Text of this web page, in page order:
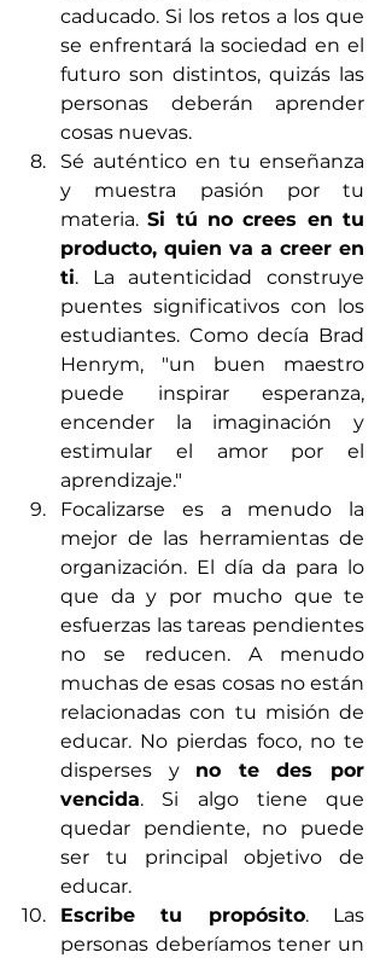
caducado. Si los retos a los que
se enfrentará la sociedad en el
futuro son distintos, quizás las
personas deberán aprender
cosas nuevas.
Sé auténtico en tu enseñanza
y muestra pasión por tu
materia. Si tú no crees en tu
producto, quien va a creer en
ti. La autenticidad construye
puentes significativos con los
estudiantes. Como decía Brad
Henrym, "un buen maestro
puede inspirar esperanza,
encender la imaginación y
estimular el amor por el
aprendizaje."
Focalizarse es a menudo la
mejor de las herramientas de
organización. El día da para lo
que da y por mucho que te
esfuerzas las tareas pendientes
no se reducen. A menudo
muchas de esas cosas no están
relacionadas con tu misión de
educar. No pierdas foco, no te
disperses y no te des por
vencida. Si algo tiene que
quedar pendiente, no puede
ser tu principal objetivo de
educar.
Escribe tu propósito. Las
personas deberíamos tener un